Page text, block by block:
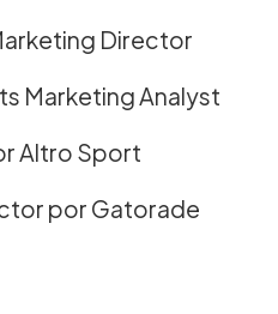
Director
Marketing Analyst
Altro Sport
por Gatorade